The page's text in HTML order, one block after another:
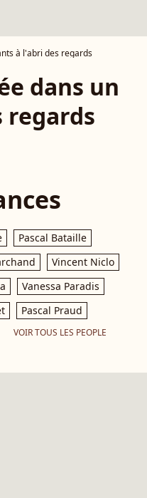
à l'abri des regards
dans un
regards
Pascal Bataille
Vincent Niclo
Vanessa Paradis
Pascal Praud
VOIR TOUS LES PEOPLE